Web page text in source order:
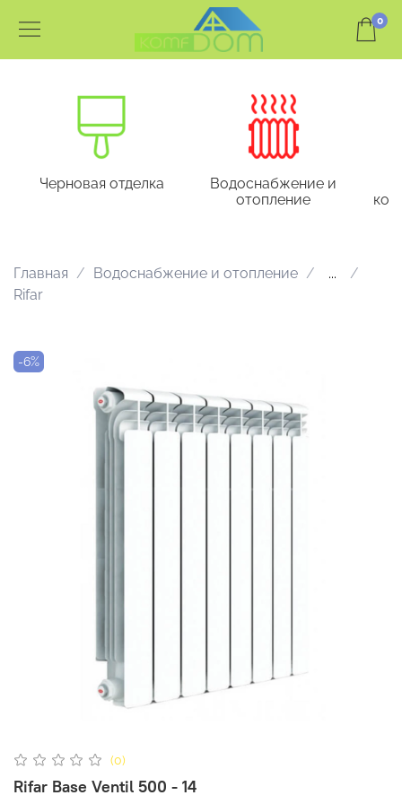
0
Черновая отделка
Водоснабжение и
отопление
Главная Водоснабжение и отопление
...
Rifar
-6%
(0)
Rifar Base Ventil 500 - 14